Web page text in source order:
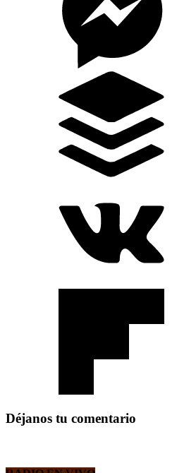
Déjanos tu comentario